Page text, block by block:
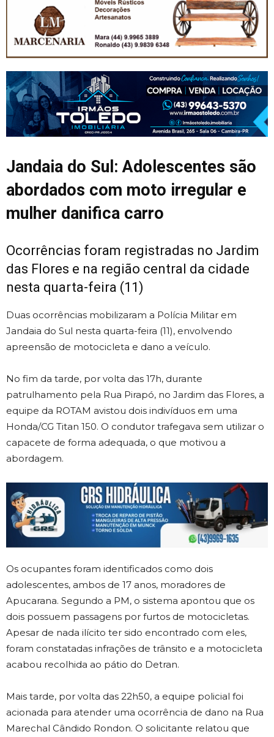
Jandaia do Sul: Adolescentes são
abordados com moto irregular e
mulher danifica carro
Ocorrências foram registradas no Jardim
das Flores e na região central da cidade
nesta quarta-feira (11)
Duas ocorrências mobilizaram a Polícia Militar em
Jandaia do Sul nesta quarta-feira (11), envolvendo
apreensão de motocicleta e dano a veículo.
No fim da tarde, por volta das 17h, durante
patrulhamento pela Rua Pirapó, no Jardim das Flores, a
equipe da ROTAM avistou dois indivíduos em uma
Honda/CG Titan 150. O condutor trafegava sem utilizar o
capacete de forma adequada, o que motivou a
abordagem.
Os ocupantes foram identificados como dois
adolescentes, ambos de 17 anos, moradores de
Apucarana. Segundo a PM, o sistema apontou que os
dois possuem passagens por furtos de motocicletas.
Apesar de nada ilícito ter sido encontrado com eles,
foram constatadas infrações de trânsito e a motocicleta
acabou recolhida ao pátio do Detran.
Mais tarde, por volta das 22h50, a equipe policial foi
acionada para atender uma ocorrência de dano na Rua
Marechal Cândido Rondon. O solicitante relatou que